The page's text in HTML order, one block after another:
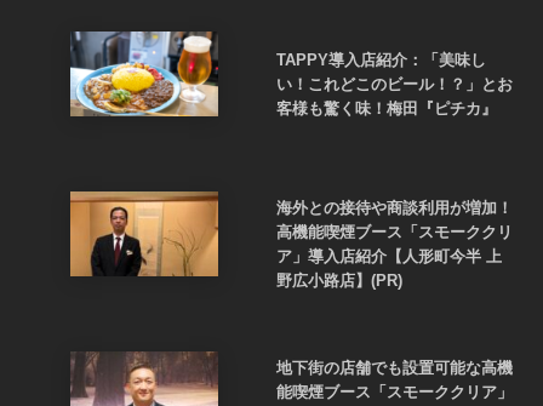
TAPPY導入店紹介：「美味し
い！これどこのビール！？」とお
客様も驚く味！梅田『ピチカ』
海外との接待や商談利用が増加！
高機能喫煙ブース「スモーククリ
ア」導入店紹介【人形町今半 上
野広小路店】(PR)
地下街の店舗でも設置可能な高機
能喫煙ブース「スモーククリア」